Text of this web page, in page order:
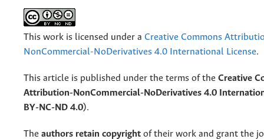
This work is licensed under a Creative Commons
NonCommercial-NoDerivatives 4.0 International License.
This article is published under the terms of the Creative
Attribution-NonCommercial-NoDerivatives 4.0
BY-NC-ND 4.0).
The authors retain copyright of their work and grant the